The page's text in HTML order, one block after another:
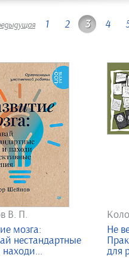
1 2 3 4
В. П.
мозга:
нестандартные
Не
для